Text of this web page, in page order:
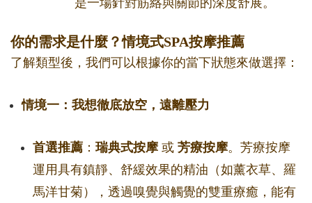
你的需求是什麼？情境式SPA按摩推薦
了解類型後，我們可以根據你的當下狀態來做選擇：
情境一：我想徹底放空，遠離壓力
首選推薦 ： 瑞典式按摩或 芳療按摩。芳療按摩
運用具有鎮靜、舒緩效果的精油（如薰衣草、羅
馬洋甘菊），透過嗅覺與觸覺的雙重療癒，能有